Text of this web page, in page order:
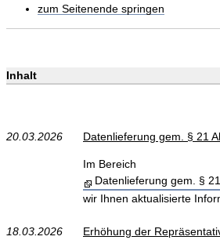
zum Seitenende springen
Inhalt
20.03.2026 Datenlieferung gem. § 21
Im Bereich
Datenlieferung gem. §
wir Ihnen aktualisierte
18.03.2026
Erhöhung der